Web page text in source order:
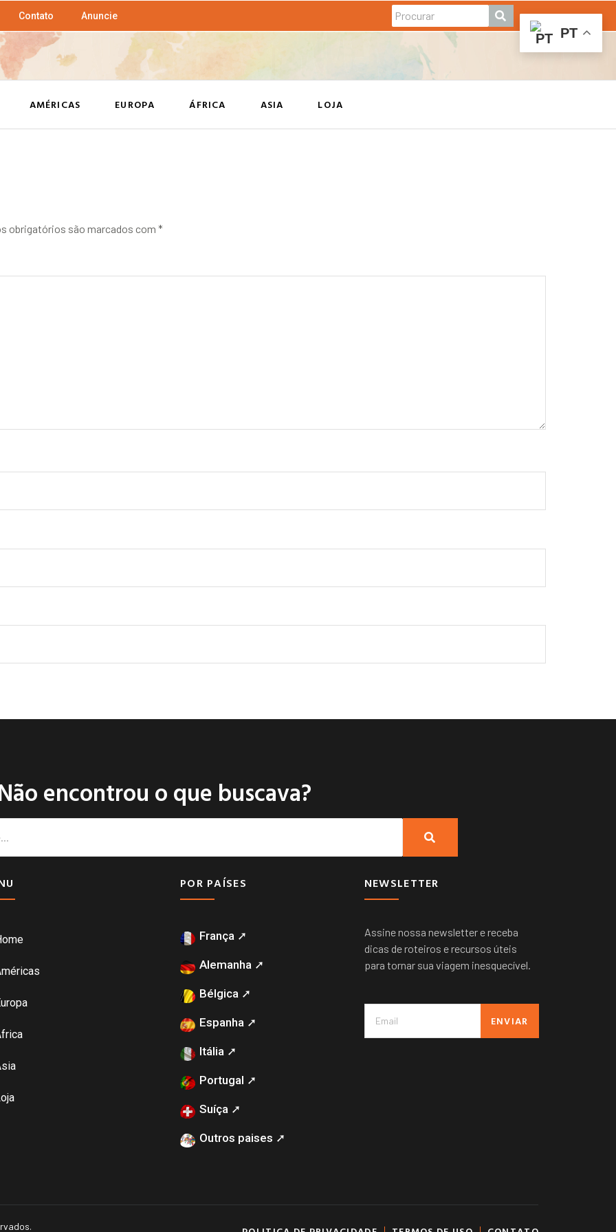
Contato Anuncie
AMÉRICAS EUROPA ÁFRICA ASIA LOJA
obrigatórios são marcados com *
encontrou o que buscava?
POR PAÍSES
França ➚
Alemanha ➚
Bélgica ➚
Espanha ➚
Itália ➚
Portugal ➚
Suíça ➚
Outros paises ➚
NEWSLETTER
Assine nossa newsletter e receba
dicas de roteiros e recursos úteis
para tornar sua viagem inesquecível.
ENVIAR
PT